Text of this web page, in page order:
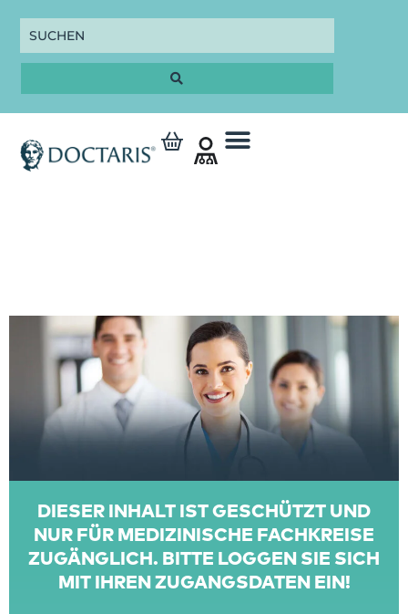
DIESER INHALT IST GESCHÜTZT UND
NUR FÜR MEDIZINISCHE FACHKREISE
ZUGÄNGLICH. BITTE LOGGEN SIE SICH
MIT IHREN ZUGANGSDATEN EIN!